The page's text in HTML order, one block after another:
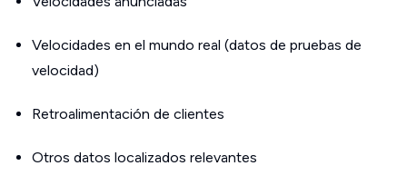
Velocidades en el mundo real (datos de pruebas de
velocidad)
Retroalimentación de clientes
Otros datos localizados relevantes